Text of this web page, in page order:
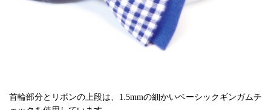
首輪部分とリボンの上段は、1.5mmの細かいベーシックギンガムチ